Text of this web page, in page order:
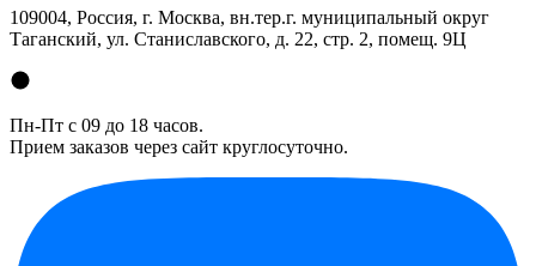
109004, Россия, г. Москва, вн.тер.г. муниципальный округ
Таганский, ул. Станиславского, д. 22, стр. 2, помещ. 9Ц
Пн-Пт с 09 до 18 часов.
Прием заказов через сайт круглосуточно.